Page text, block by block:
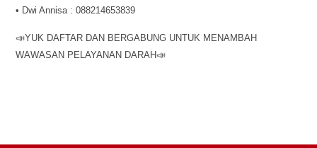
• Dwi Annisa : 088214653839
📣YUK DAFTAR DAN BERGABUNG UNTUK MENAMBAH
WAWASAN PELAYANAN DARAH📣